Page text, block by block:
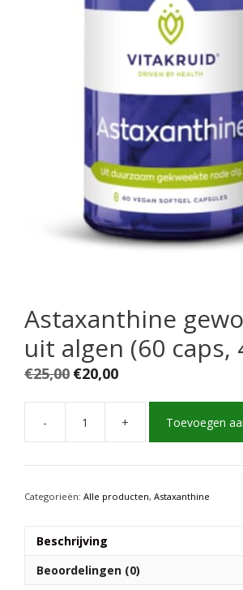
Astaxanthine
uit algen (60 caps,
€25,00 Oorspronkelijke
was:
€25,00.
€20,00Huidige
is:
€20,00.
-
Astaxanthine
gewonnen
uit
(60
+ Toevoegen
Categorieën: Alle producten, Astaxanthine
Beschrijving
Beoordelingen (0)